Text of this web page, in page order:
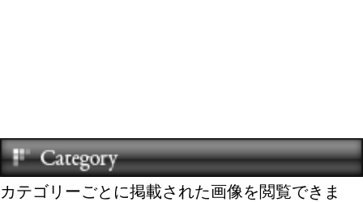
カテゴリーごとに掲載された画像を閲覧できま